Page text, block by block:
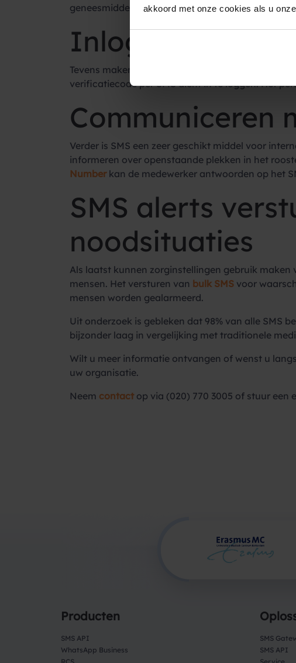
akkoord met onze cookies als u
geneesmiddelen. Daarnaast sturen vele
Inloggen op
Tevens maken vele zorginstellingen gebruik van
verificatiecode per SMS dient in te loggen. Het
Communiceren
Verder is SMS een zeer geschikt middel voor
informeren over openstaande plekken in het
Numberkan de medewerker antwoorden op het
SMS alerts
noodsituaties
Als laatst kunnen zorginstellingen gebruik maken
mensen. Het versturen van bulk SMSvoor
mensen worden gealarmeerd.
Uit onderzoek is gebleken dat 98% van alle SMS
bijzonder laag in vergelijking met traditionele
Wilt u meer informatie ontvangen of wenst u
uw organisatie.
Neem contactop via (020) 770 3005 of stuur een
Producten
SMS API
WhatsApp Business
SMS
SMS API